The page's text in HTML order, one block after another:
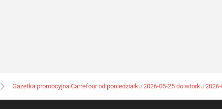
Gazetka promocyjna Carrefour od poniedziałku 2026-05-25 do wtorku